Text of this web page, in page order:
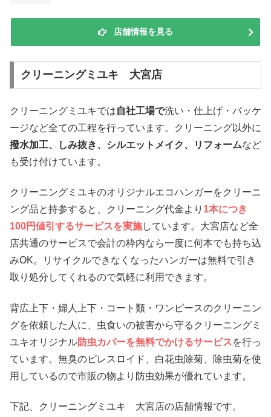
店舗情報を見る
クリーニングミユキ 大宮店
クリーニングミユキでは自社工場で洗い・仕上げ・パッケ
ージなど全ての工程を行っています。クリーニング以外に
撥水加工、しみ抜き、シルエットメイク、リフォームなど
も受け付けています。
クリーニングミユキのオリジナルエコハンガーをクリーニ
ング品と持参すると、クリーニング代金より 1本につき
100円値引するサービスを実施しています。大宮店など全
店共通のサービスで会計の枠内なら一度に何本でも持ち込
みOK。リサイクルできなくなったハンガーは無料で引き
取り処分してくれるので気軽に利用できます。
背広上下・婦人上下・コート類・ワンピースのクリーニン
グを依頼した人に、虫食いの被害から守るクリーニングミ
ユキオリジナル防虫カバーを無料でかけるサービスを行っ
ています。無臭のピレスロイド、白花虫除菊、除虫菊を使
用しているので市販の物より防虫効果が優れています。
下記、クリーニングミユキ 大宮店の店舗情報です。